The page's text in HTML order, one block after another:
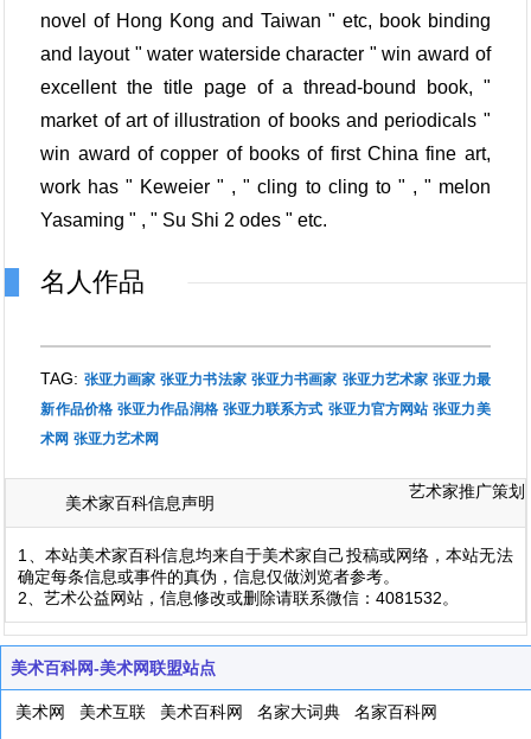
novel of Hong Kong and Taiwan " etc, book binding
and layout " water waterside character " win award of
excellent the title page of a thread-bound book, "
market of art of illustration of books and periodicals "
win award of copper of books of first China fine art,
work has " Keweier " , " cling to cling to " , " melon
Yasaming " , " Su Shi 2 odes " etc.
名人作品
TAG: 张亚力画家 张亚力书法家 张亚力书画家 张亚力艺术家 张亚力最
新作品价格 张亚力作品润格 张亚力联系方式 张亚力官方网站 张亚力美
术网 张亚力艺术网
美术家百科信息声明
艺术家推广策划
1、本站美术家百科信息均来自于美术家自己投稿或网络，本站无法
确定每条信息或事件的真伪，信息仅做浏览者参考。
2、艺术公益网站，信息修改或删除请联系微信：4081532。
美术百科网-美术网联盟站点
美术网 美术互联 美术百科网 名家大词典 名家百科网